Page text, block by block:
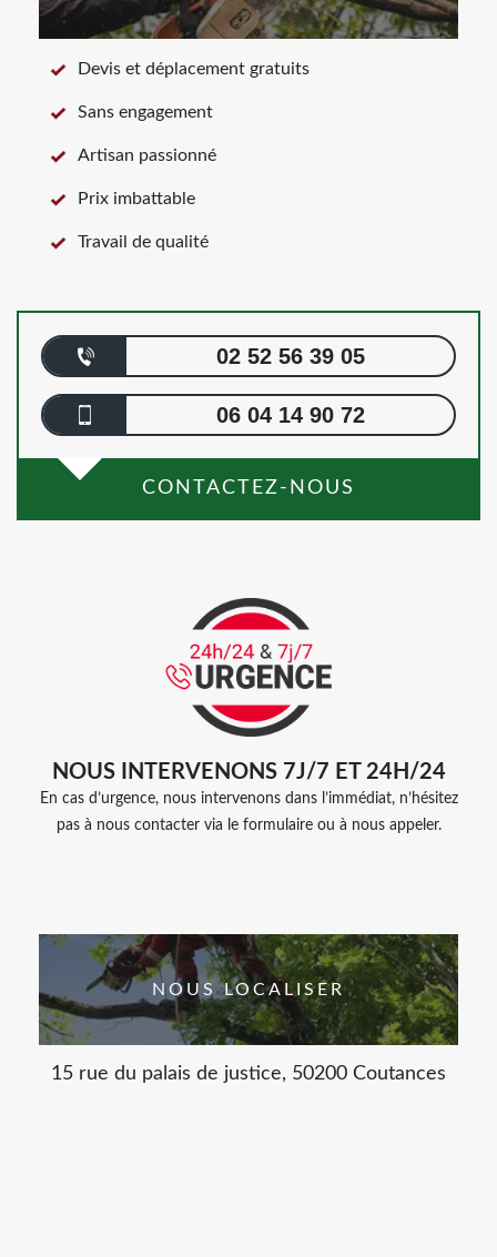
Devis et déplacement gratuits
Sans engagement
Artisan passionné
Prix imbattable
Travail de qualité
02 52 56 39 05
06 04 14 90 72
CONTACTEZ-NOUS
NOUS INTERVENONS 7J/7 ET 24H/24
En cas d’urgence, nous intervenons dans l’immédiat, n’hésitez
pas à nous contacter via le formulaire ou à nous appeler.
NOUS LOCALISER
15 rue du palais de justice, 50200 Coutances